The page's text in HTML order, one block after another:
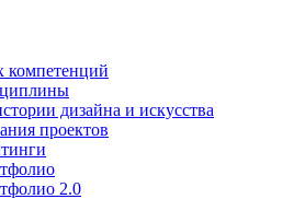
компетенций
дизайна и искусства
проектов
2.0